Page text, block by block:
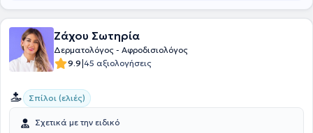
Ζάχου Σωτηρία
Δερματολόγος - Αφροδισιολόγος
9.9|45 αξιολογήσεις
Σπίλοι (ελιές)
Σχετικά με την ειδικό